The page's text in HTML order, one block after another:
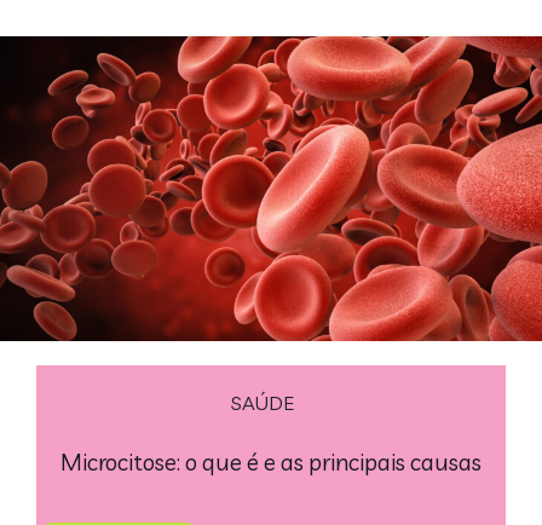
SAÚDE
Microcitose: o que é e as principais causas